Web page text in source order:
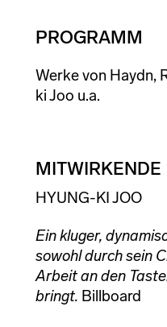
PROGRAMM
Werke von Haydn,
ki Joo u.a.
MITWIRKENDE
HYUNG-KI JOO
​Ein kluger,
sowohl durch sein
Arbeit an den
bringt. Billboard